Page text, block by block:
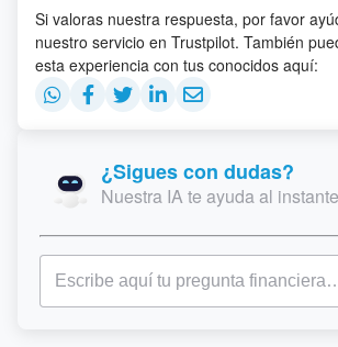
Si valoras nuestra respuesta, por favor
nuestro servicio en Trustpilot. También
esta experiencia con tus conocidos aquí:
¿Sigues con dudas?
Nuestra IA te ayuda al instante